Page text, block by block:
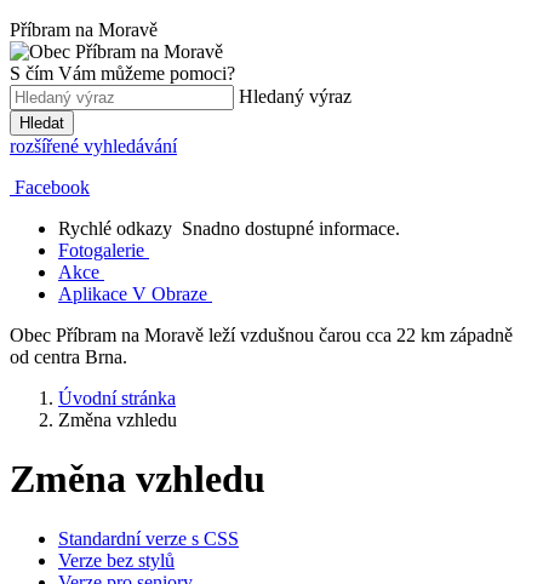
Příbram na Moravě
S čím Vám můžeme pomoci?
Hledaný výraz
Hledat
rozšířené vyhledávání
Facebook
Rychlé odkazy Snadno dostupné informace.
Fotogalerie
Akce
Aplikace V Obraze
Obec Příbram na Moravě leží vzdušnou čarou cca 22 km západně
od centra Brna.
Úvodní stránka
Změna vzhledu
Změna vzhledu
Standardní verze s CSS
Verze bez stylů